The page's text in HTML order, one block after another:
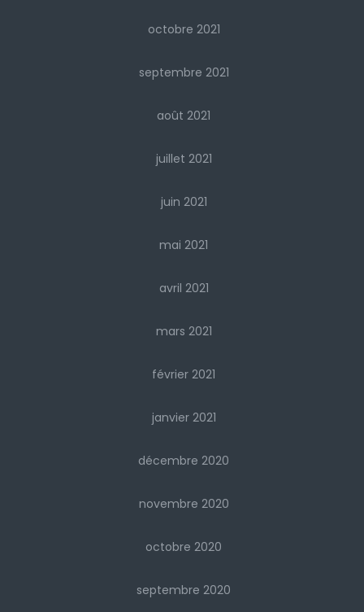
octobre 2021
septembre 2021
août 2021
juillet 2021
juin 2021
mai 2021
avril 2021
mars 2021
février 2021
janvier 2021
décembre 2020
novembre 2020
octobre 2020
septembre 2020